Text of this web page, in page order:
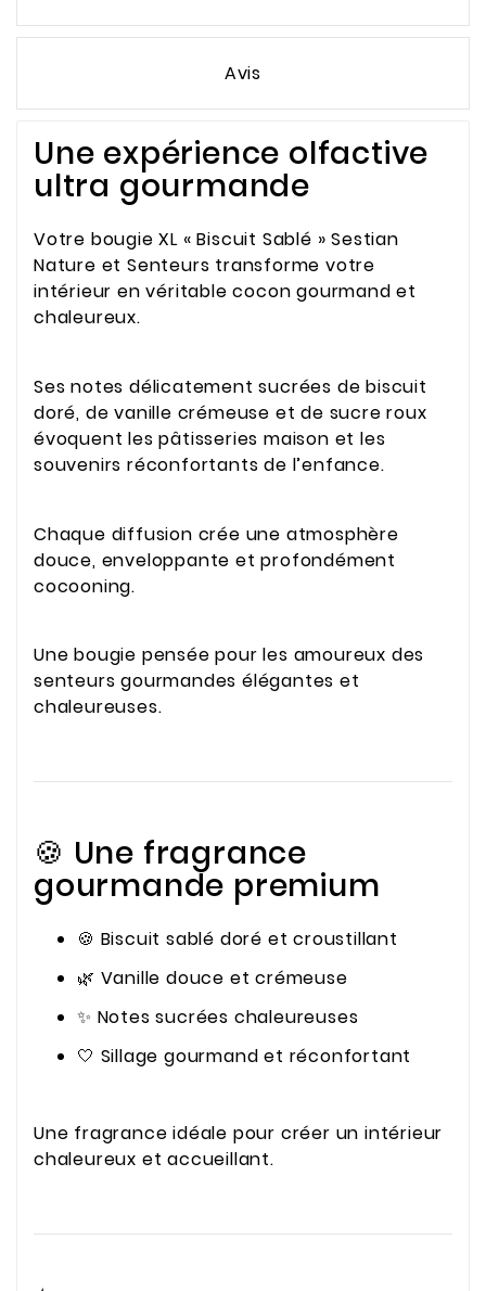
Avis
Une expérience olfactive
ultra gourmande
Votre bougie XL « Biscuit Sablé » Sestian
Nature et Senteurs transforme votre
intérieur en véritable cocon gourmand et
chaleureux.
Ses notes délicatement sucrées de biscuit
doré, de vanille crémeuse et de sucre roux
évoquent les pâtisseries maison et les
souvenirs réconfortants de l’enfance.
Chaque diffusion crée une atmosphère
douce, enveloppante et profondément
cocooning.
Une bougie pensée pour les amoureux des
senteurs gourmandes élégantes et
chaleureuses.
🍪 Une fragrance
gourmande premium
🍪 Biscuit sablé doré et croustillant
🌿 Vanille douce et crémeuse
✨ Notes sucrées chaleureuses
🤍 Sillage gourmand et réconfortant
Une fragrance idéale pour créer un intérieur
chaleureux et accueillant.